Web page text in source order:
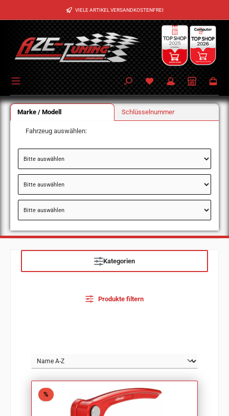
Zum Hauptinhalt springen VIELE ARTIKEL VERSANDKOSTENFREI
Marke / Modell Schlüsselnummer
Fahrzeug auswählen:
Kategorien
Produkte filtern
%Rabatt